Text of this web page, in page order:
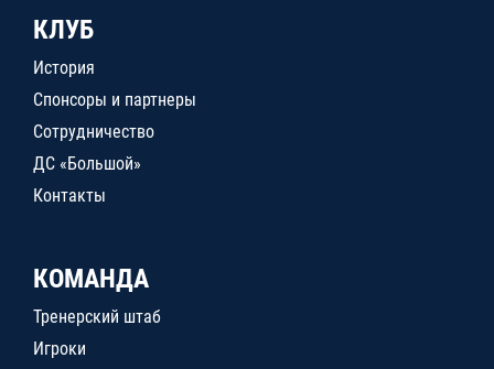
КЛУБ
История
Спонсоры и партнеры
Сотрудничество
ДС «Большой»
Контакты
КОМАНДА
Тренерский штаб
Игроки